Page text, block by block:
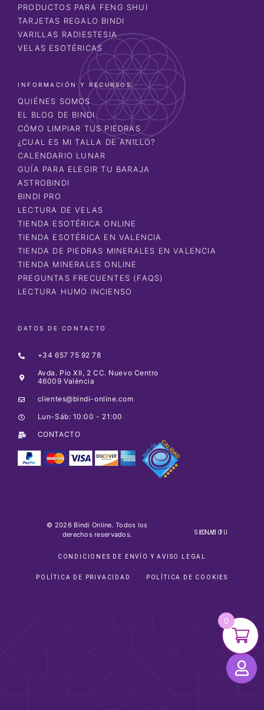
PRODUCTOS PARA FENG SHUI
TARJETAS REGALO BINDI
VARILLAS RADIESTESIA
VELAS ESOTÉRICAS
INFORMACIÓN Y RECURSOS
QUIÉNES SOMOS
EL BLOG DE BINDI
CÓMO LIMPIAR TUS PIEDRAS
¿CUAL ES MI TALLA DE ANILLO?
CALENDARIO LUNAR
GUÍA PARA ELEGIR TU BARAJA
ASTROBINDI
BINDI PRO
LECTURA DE VELAS
TIENDA ESOTÉRICA ONLINE
TIENDA ESOTÉRICA EN VALENCIA
TIENDA DE PIEDRAS MINERALES EN VALENCIA
TIENDA MINERALES ONLINE
PREGUNTAS FRECUENTES (FAQS)
LECTURA HUMO INCIENSO
DATOS DE CONTACTO
+34 657 75 92 78
Avda. Pio XII, 2 CC. Nuevo Centro
46009 València
clientes@bindi-online.com
Lun-Sáb: 10:00 - 21:00
CONTACTO
© 2026 Bindi Online. Todos los
derechos reservados.
SIGUE TU ENVIO
CONDICIONES DE ENVÍO Y AVISO LEGAL
POLÍTICA DE PRIVACIDAD POLÍTICA DE COOKIES
0